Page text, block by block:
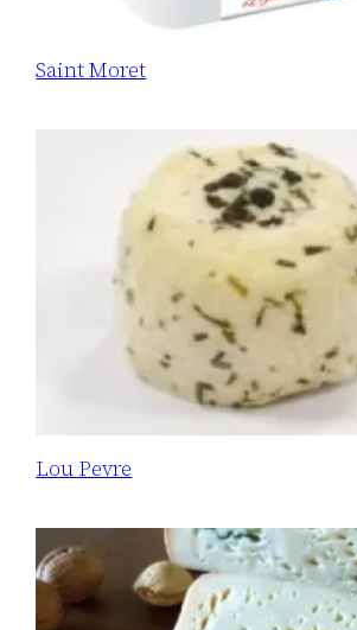
Saint Moret
Lou Pevre